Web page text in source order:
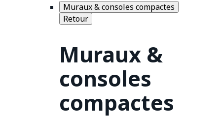
Muraux & consoles compactes
Retour
Muraux &
consoles
compactes